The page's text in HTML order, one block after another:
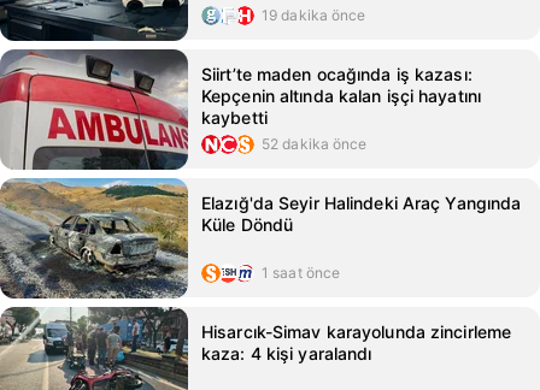
19 dakika önce
Siirt’te maden ocağında iş kazası:
Kepçenin altında kalan işçi hayatını
kaybetti
52 dakika önce
Elazığ'da Seyir Halindeki Araç Yangında
Küle Döndü
1 saat önce
Hisarcık-Simav karayolunda zincirleme
kaza: 4 kişi yaralandı